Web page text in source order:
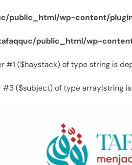
public_html/wp-content/
public_html/wp-
#1 ($haystack) of type string is
#3 ($subject) of type array|string